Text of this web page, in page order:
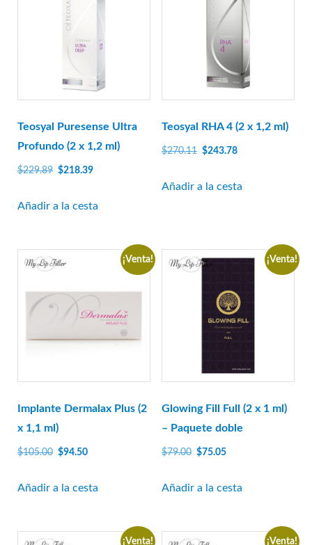
Teosyal Puresense Ultra
Profundo (2 x 1,2 ml)
$229.89 El
original
$218.39
actual
Añadir a la cesta
Teosyal RHA 4 (2 x 1,2 ml)
$270.11 El
original
$243.78
actual
Añadir a la cesta
¡Venta!
Implante Dermalax Plus (2
x 1,1 ml)
$105.00 El
original
$94.50
actual
Añadir a la cesta
¡Venta!
Glowing Fill Full (2 x 1 ml)
– Paquete doble
$79.00 El
original
$75.05
actual
Añadir a la cesta
¡Venta! ¡Venta!
prostrolano
Rejeunesse
Restylane
Revanesse
Revofil
Revolax
Stylage
Teosyal
Zishel
FABRICANTES
bioplus
Biotecnología
caregen
Biografía de CG
Coscoí
Médico Dongbang